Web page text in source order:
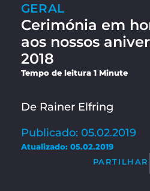
GERAL
Cerimónia em
aos nossos
2018
Tempo de leitura 1 Minute
De Rainer Elfring
Publicado: 05.02.2019
Atualizado: 05.02.2019
PARTILHAR